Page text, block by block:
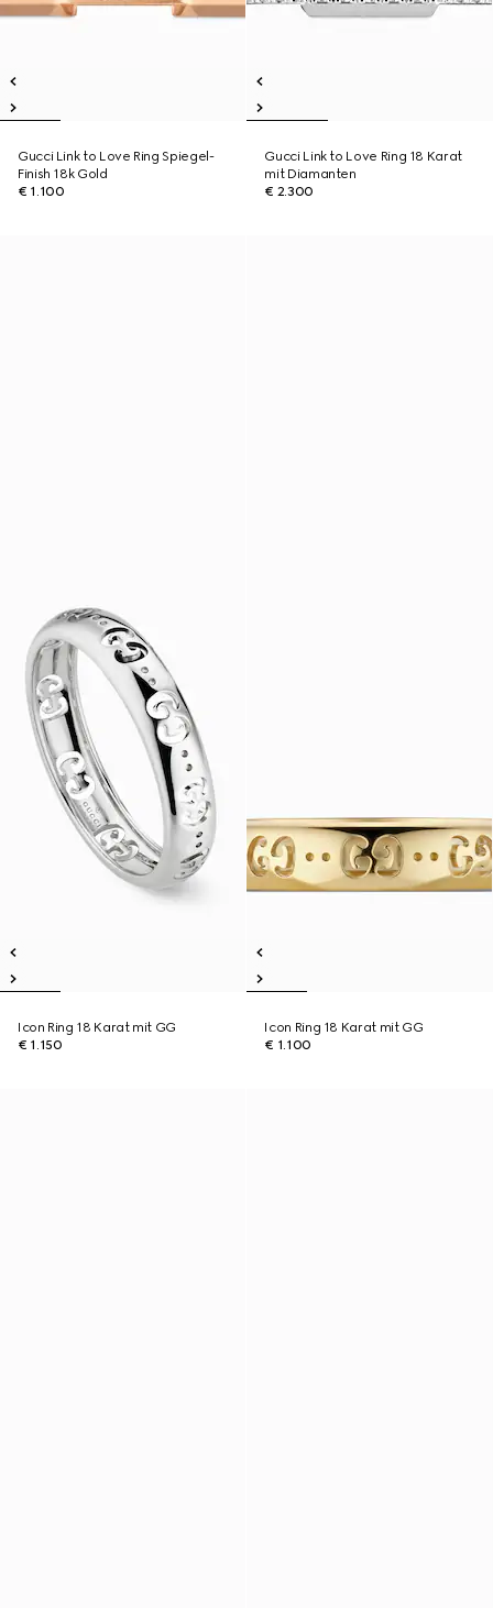
Gucci Link to Love Ring Spiegel-
Finish 18k Gold
€ 1.100
Gucci Link to Love Ring 18 Karat
mit Diamanten
€ 2.300
Icon Ring 18 Karat mit GG
€ 1.150
Icon Ring 18 Karat mit GG
€ 1.100